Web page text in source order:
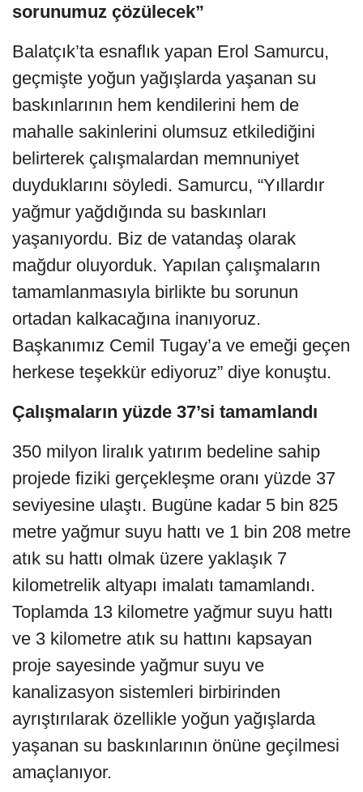
sorunumuz çözülecek”
Balatçık’ta esnaflık yapan Erol Samurcu,
geçmişte yoğun yağışlarda yaşanan su
baskınlarının hem kendilerini hem de
mahalle sakinlerini olumsuz etkilediğini
belirterek çalışmalardan memnuniyet
duyduklarını söyledi. Samurcu, “Yıllardır
yağmur yağdığında su baskınları
yaşanıyordu. Biz de vatandaş olarak
mağdur oluyorduk. Yapılan çalışmaların
tamamlanmasıyla birlikte bu sorunun
ortadan kalkacağına inanıyoruz.
Başkanımız Cemil Tugay’a ve emeği geçen
herkese teşekkür ediyoruz” diye konuştu.
Çalışmaların yüzde 37’si tamamlandı
350 milyon liralık yatırım bedeline sahip
projede fiziki gerçekleşme oranı yüzde 37
seviyesine ulaştı. Bugüne kadar 5 bin 825
metre yağmur suyu hattı ve 1 bin 208 metre
atık su hattı olmak üzere yaklaşık 7
kilometrelik altyapı imalatı tamamlandı.
Toplamda 13 kilometre yağmur suyu hattı
ve 3 kilometre atık su hattını kapsayan
proje sayesinde yağmur suyu ve
kanalizasyon sistemleri birbirinden
ayrıştırılarak özellikle yoğun yağışlarda
yaşanan su baskınlarının önüne geçilmesi
amaçlanıyor.